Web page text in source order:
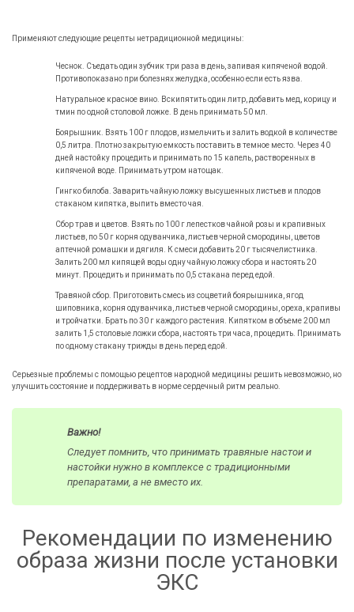
Применяют следующие рецепты нетрадиционной медицины:
Чеснок. Съедать один зубчик три раза в день, запивая кипяченой водой.
Противопоказано при болезнях желудка, особенно если есть язва.
Натуральное красное вино. Вскипятить один литр, добавить мед, корицу и
тмин по одной столовой ложке. В день принимать 50 мл.
Боярышник. Взять 100 г плодов, измельчить и залить водкой в количестве
0,5 литра. Плотно закрытую емкость поставить в темное место. Через 40
дней настойку процедить и принимать по 15 капель, растворенных в
кипяченой воде. Принимать утром натощак.
Гингко билоба. Заварить чайную ложку высушенных листьев и плодов
стаканом кипятка, выпить вместо чая.
Сбор трав и цветов. Взять по 100 г лепестков чайной розы и крапивных
листьев, по 50 г корня одуванчика, листьев черной смородины, цветов
аптечной ромашки и дягиля. К смеси добавить 20 г тысячелистника.
Залить 200 мл кипящей воды одну чайную ложку сбора и настоять 20
минут. Процедить и принимать по 0,5 стакана перед едой.
Травяной сбор. Приготовить смесь из соцветий боярышника, ягод
шиповника, корня одуванчика, листьев черной смородины, ореха, крапивы
и тройчатки. Брать по 30 г каждого растения. Кипятком в объеме 200 мл
залить 1,5 столовые ложки сбора, настоять три часа, процедить. Принимать
по одному стакану трижды в день перед едой.
Серьезные проблемы с помощью рецептов народной медицины решить невозможно, но
улучшить состояние и поддерживать в норме сердечный ритм реально.
Важно!
Следует помнить, что принимать травяные настои и
настойки нужно в комплексе с традиционными
препаратами, а не вместо их.
Рекомендации по изменению
образа жизни после установки
ЭКС